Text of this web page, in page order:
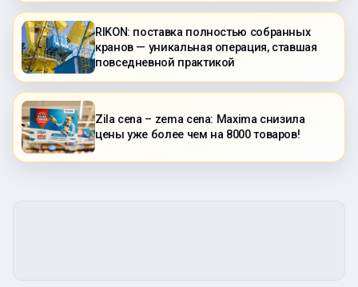
RIKON: поставка полностью собранных
кранов — уникальная операция, ставшая
повседневной практикой
Zila cena – zema cena: Maxima снизила
цены уже более чем на 8000 товаров!